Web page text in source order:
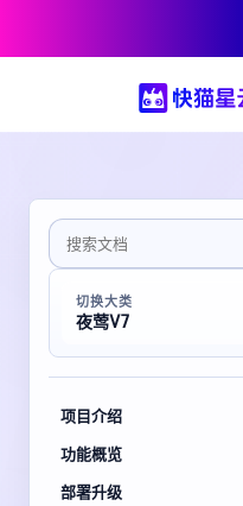
切换大类
夜莺V7
项目介绍
功能概览
部署升级